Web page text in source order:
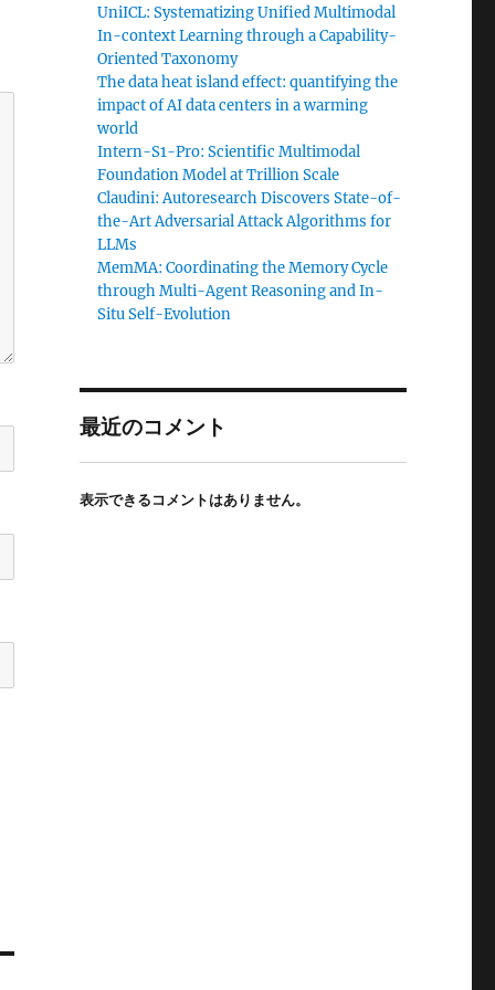
UniICL: Systematizing Unified Multimodal
In-context Learning through a Capability-
Oriented Taxonomy
The data heat island effect: quantifying the
impact of AI data centers in a warming
world
Intern-S1-Pro: Scientific Multimodal
Foundation Model at Trillion Scale
Claudini: Autoresearch Discovers State-of-
the-Art Adversarial Attack Algorithms for
LLMs
MemMA: Coordinating the Memory Cycle
through Multi-Agent Reasoning and In-
Situ Self-Evolution
最近のコメント
表示できるコメントはありません。